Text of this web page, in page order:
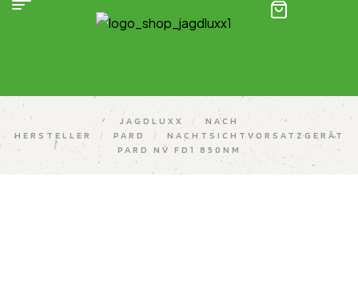
JAGDLUXX /
NACH
HERSTELLER
/ PARD /
NACHTSICHTVORSATZGERÄT
PARD NV FD1 850NM